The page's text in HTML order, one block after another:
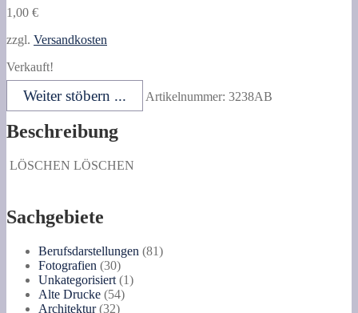
1,00 €
zzgl. Versandkosten
Verkauft!
Weiter stöbern ... Artikelnummer: 3238AB
Beschreibung
LÖSCHEN LÖSCHEN
Sachgebiete
Berufsdarstellungen 8181
Fotografien 3030
Produkte
Unkategorisiert 11
Alte Drucke 5454
Architektur 3232